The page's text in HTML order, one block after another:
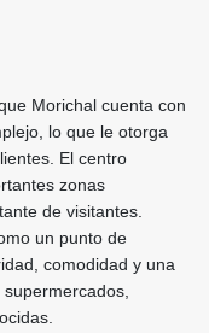
Morichal cuenta con
lo que le otorga
El centro
zonas
de visitantes.
un punto de
comodidad y una